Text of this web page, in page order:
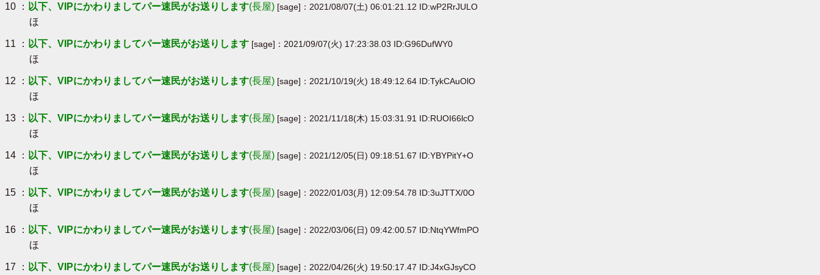
10 ： 以下、VIPにかわりましてパー速民がお送りします(長屋) [sage]：2021/08/07(土) 06:01:21.12 ID:wP2RrJULO
ほ
11 ： 以下、VIPにかわりましてパー速民がお送りします [sage]：2021/09/07(火) 17:23:38.03 ID:G96DufWY0
ほ
12 ： 以下、VIPにかわりましてパー速民がお送りします(長屋) [sage]：2021/10/19(火) 18:49:12.64 ID:TykCAuOlO
ほ
13 ： 以下、VIPにかわりましてパー速民がお送りします(長屋) [sage]：2021/11/18(木) 15:03:31.91 ID:RUOI66lcO
ほ
14 ： 以下、VIPにかわりましてパー速民がお送りします(長屋) [sage]：2021/12/05(日) 09:18:51.67 ID:YBYPitY+O
ほ
15 ： 以下、VIPにかわりましてパー速民がお送りします(長屋) [sage]：2022/01/03(月) 12:09:54.78 ID:3uJTTX/0O
ほ
16 ： 以下、VIPにかわりましてパー速民がお送りします(長屋) [sage]：2022/03/06(日) 09:42:00.57 ID:NtqYWfmPO
ほ
17 ： 以下、VIPにかわりましてパー速民がお送りします(長屋) [sage]：2022/04/26(火) 19:50:17.47 ID:J4xGJsyCO